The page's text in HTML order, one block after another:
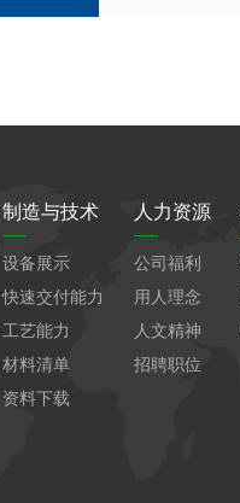
制造与技术
设备展示
快速交付能力
工艺能力
材料清单
资料下载
人力资源
公司福利
用人理念
人文精神
招聘职位